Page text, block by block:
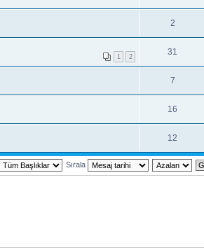
2
1 2 31
7
16
12
Sırala